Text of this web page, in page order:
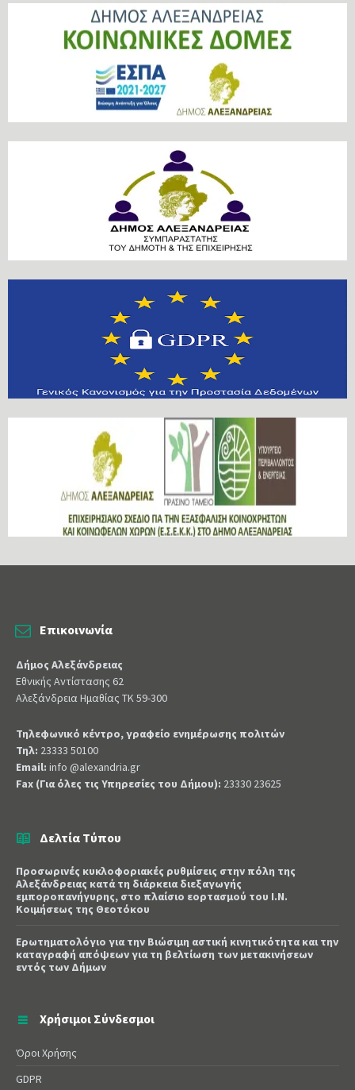
Επικοινωνία
Δήμος Αλεξάνδρειας
Εθνικής Αντίστασης 62
Αλεξάνδρεια Ημαθίας ΤΚ 59-300
Τηλεφωνικό κέντρο, γραφείο ενημέρωσης πολιτών
Τηλ: 23333 50100
Email: info @alexandria.gr
Fax (Για όλες τις Υπηρεσίες του Δήμου): 23330 23625
Δελτία Τύπου
Προσωρινές κυκλοφοριακές ρυθμίσεις στην πόλη της
Αλεξάνδρειας κατά τη διάρκεια διεξαγωγής
εμποροπανήγυρης, στο πλαίσιο εορτασμού του Ι.Ν.
Κοιμήσεως της Θεοτόκου
Ερωτηματολόγιο για την Βιώσιμη αστική κινητικότητα και την
καταγραφή απόψεων για τη βελτίωση των μετακινήσεων
εντός των Δήμων
Χρήσιμοι Σύνδεσμοι
Όροι Χρήσης
GDPR